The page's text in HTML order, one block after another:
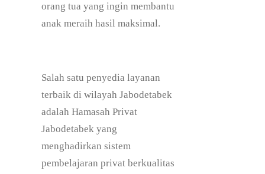
orang tua yang ingin membantu
anak meraih hasil maksimal.
Salah satu penyedia layanan
terbaik di wilayah Jabodetabek
adalah Hamasah Privat
Jabodetabek yang
menghadirkan sistem
pembelajaran privat berkualitas